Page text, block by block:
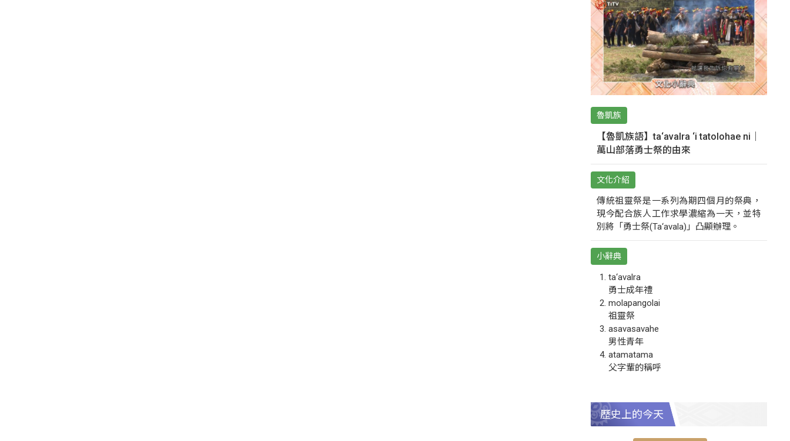
魯凱族
【魯凱族語】ta‘avalra ‘i tatolohae ni｜
萬山部落勇士祭的由來
文化介紹
傳統祖靈祭是一系列為期四個月的祭典，
現今配合族人工作求學濃縮為一天，並特
別將「勇士祭(Ta‘avala)」凸顯辦理。
小辭典
ta‘avalra
勇士成年禮
molapangolai
祖靈祭
asavasavahe
男性青年
atamatama
父字輩的稱呼
歷史上的今天